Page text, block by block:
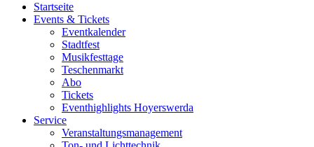
Startseite
Events & Tickets
Eventkalender
Stadtfest
Musikfesttage
Teschenmarkt
Abo
Tickets
Eventhighlights Hoyerswerda
Service
Veranstaltungsmanagement